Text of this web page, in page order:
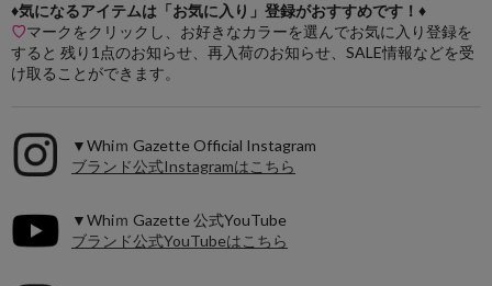
♦気になるアイテムは「お気に入り」登録がおすすめです！♦
♡マークをクリックし、お好きなカラーを選んでお気に入り登録を
すると 残り1点のお知らせ、再入荷のお知らせ、SALE情報などを受
け取ることができます。
▼Whiｍ Gazette Official Instagram
ブランド公式Instagramはこちら
▼Whiｍ Gazette 公式YouTube
ブランド公式YouTubeはこちら